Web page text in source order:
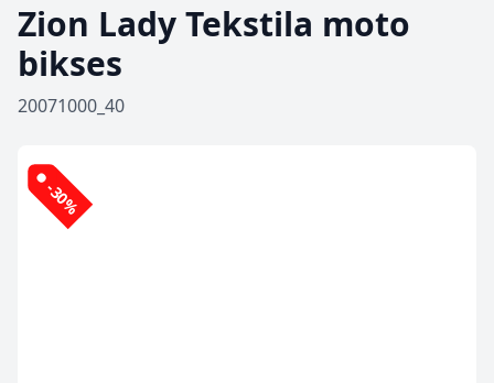
Zion Lady Tekstila moto
bikses
20071000_40
-30%